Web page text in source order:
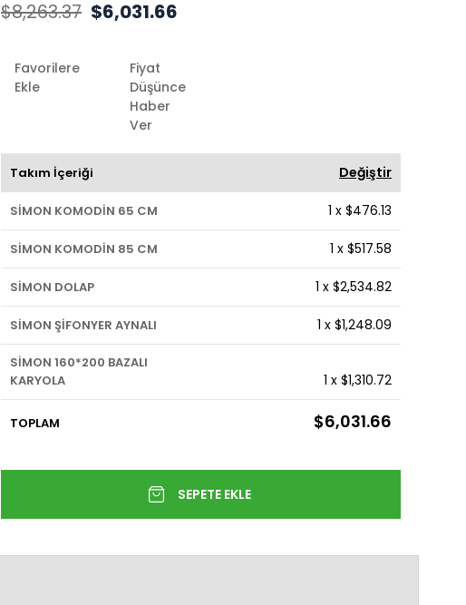
$8,263.37 $6,031.66
Favorilere
Ekle
Fiyat
Düşünce
Haber
Ver
Takım İçeriği Değiştir
SİMON KOMODİN 65 CM 1 x $476.13
SİMON KOMODİN 85 CM 1 x $517.58
SİMON DOLAP 1 x $2,534.82
SİMON ŞİFONYER AYNALI 1 x $1,248.09
SİMON 160*200 BAZALI
KARYOLA
1 x $1,310.72
TOPLAM $6,031.66